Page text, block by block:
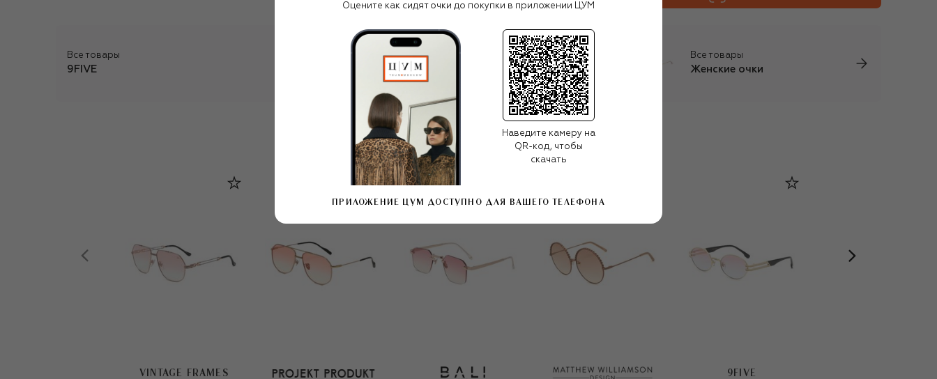
Все товары
9FIVE
Все женские очки Все товары
Женские очки
ПОХОЖИЕ МОДЕЛИ
VINTAGE FRAMES 9FIVE
Оцените как сидят очки до покупки в приложении ЦУМ
Наведите камеру на
QR-код, чтобы
скачать
ПРИЛОЖЕНИЕ ЦУМ ДОСТУПНО ДЛЯ ВАШЕГО ТЕЛЕФОНА